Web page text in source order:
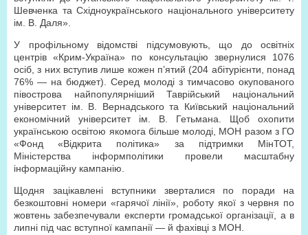
Шевченка та Східноукраїнського національного університету
ім. В. Даля».
У профільному відомстві підсумовують, що до освітніх
центрів «Крим-Україна» по консультацію звернулися 1076
осіб, з них вступив лише кожен п’ятий (204 абітурієнти, понад
76% — на бюджет). Серед молоді з тимчасово окупованого
півострова найпопулярніший Таврійський національний
університет ім. В. Вернадського та Київський національний
економічний університет ім. В. Гетьмана. Щоб охопити
українською освітою якомога більше молоді, МОН разом з ГО
«Фонд «Відкрита політика» за підтримки МінТОТ,
Міністерства інформполітики провели масштабну
інформаційну кампанію.
Щодня зацікавлені вступники зверталися по поради на
безкоштовні номери «гарячої лінії», роботу якої з червня по
жовтень забезпечували експерти громадської організації, а в
липні під час вступної кампанії — й фахівці з МОН.